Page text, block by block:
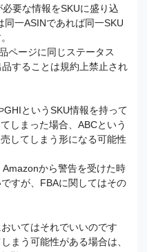
要な情報をSKUに盛り込
一ASINであれば同一SKU
ページに同じステータス
品することは規約上禁止され
というSKU情報を持って
しまった場合、ABCという
してしまう形になる可能性
から警告を受けた時
すが、FBAに関してはその
いてはそれでいいのです
まう可能性がある場合は、